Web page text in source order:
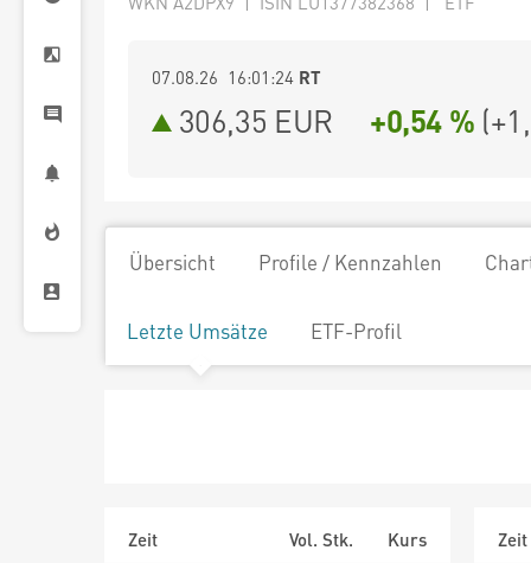
07.08.26 16:01:24 RT
306,35 EUR +0,54 % (
Übersicht Profile / Kennzahlen
Letzte Umsätze ETF-Profil
Zeit Vol. Stk.
Kurs
Zeit